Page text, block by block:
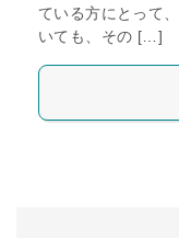
ている方にとって
いても、その […]